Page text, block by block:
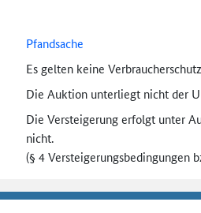
Pfandsache
Es gelten keine
Die Auktion unterliegt nicht der
Die Versteigerung erfolgt unter
nicht.
(§ 4 Versteigerungs­bedingungen